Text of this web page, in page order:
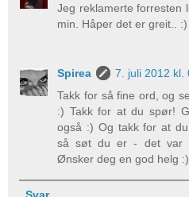
Jeg reklamerte forresten
min. Håper det er greit.. :)
Spirea
7. juli 2012 kl.
Takk for så fine ord, og
:) Takk for at du spør!
også :) Og takk for at
så søt du er - det var
Ønsker deg en god helg